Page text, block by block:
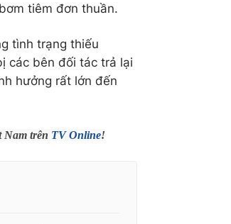
tiêm đơn thuần.
tình trạng thiếu
các bên đối tác trả lại
hưởng rất lớn đến
Nam trên TV Online!